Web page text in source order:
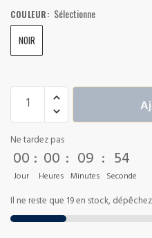
COULEUR: Sélectionne
NOIR
Ne tardez pas
00
Jour
: 00
Heures
: 09
Minutes
: 53
Seconde
Il ne reste que 19 en stock,